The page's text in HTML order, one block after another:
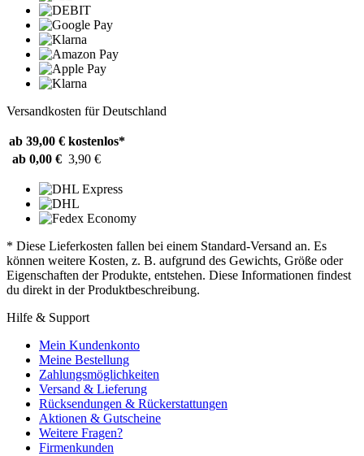
Versandkosten für Deutschland
ab 39,00 € kostenlos*
ab 0,00 € 3,90 €
* Diese Lieferkosten fallen bei einem Standard-Versand an. Es
können weitere Kosten, z. B. aufgrund des Gewichts, Größe oder
Eigenschaften der Produkte, entstehen. Diese Informationen findest
du direkt in der Produktbeschreibung.
Hilfe & Support
Mein Kundenkonto
Meine Bestellung
Zahlungsmöglichkeiten
Versand & Lieferung
Rücksendungen & Rückerstattungen
Aktionen & Gutscheine
Weitere Fragen?
Firmenkunden